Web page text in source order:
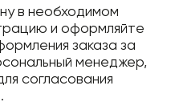
в необходимом
и оформляйте
заказа за
менеджер,
согласования